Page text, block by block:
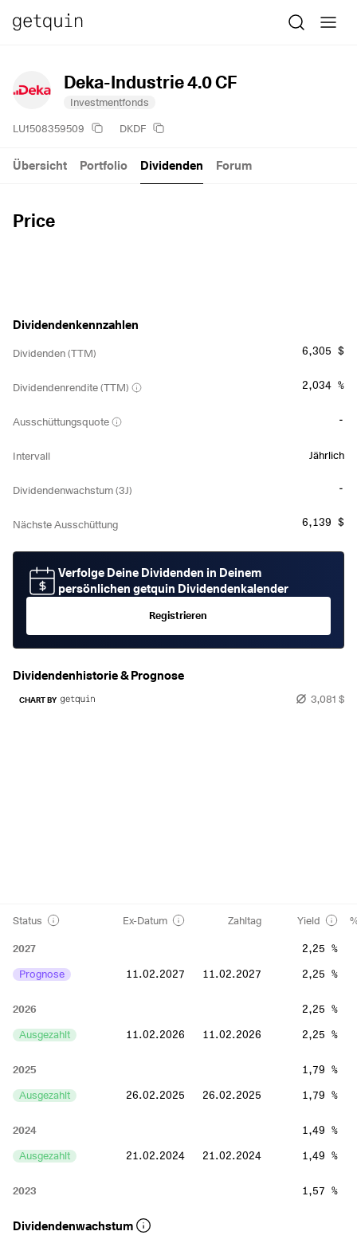
Deka-Industrie 4.0 CF
Investmentfonds
LU1508359509 DKDF
Price
Übersicht Portfolio Dividenden Forum
Dividendenkennzahlen
Dividenden (TTM) 6,305 $
Dividendenrendite (TTM) 2,034 %
Ausschüttungsquote -
Intervall Jährlich
Dividendenwachstum (3J) -
Nächste Ausschüttung 6,139 $
Verfolge Deine Dividenden in Deinem
persönlichen getquin Dividendenkalender
Registrieren
Dividendenhistorie & Prognose
3,081 $
CHART BY
Status Ex-Datum Zahltag Yield
2027
2,25 %
Prognose
11.02.2027 11.02.2027 2,25 %
2026
2,25 %
Ausgezahlt
11.02.2026 11.02.2026 2,25 %
2025
1,79 %
Ausgezahlt
26.02.2025 26.02.2025 1,79 %
2024
1,49 %
Ausgezahlt
21.02.2024 21.02.2024 1,49 %
2023
1,57 %
10.02.2023
Dividendenwachstum